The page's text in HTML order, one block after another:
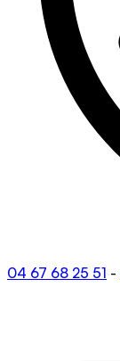
04 67 68 25 51 -